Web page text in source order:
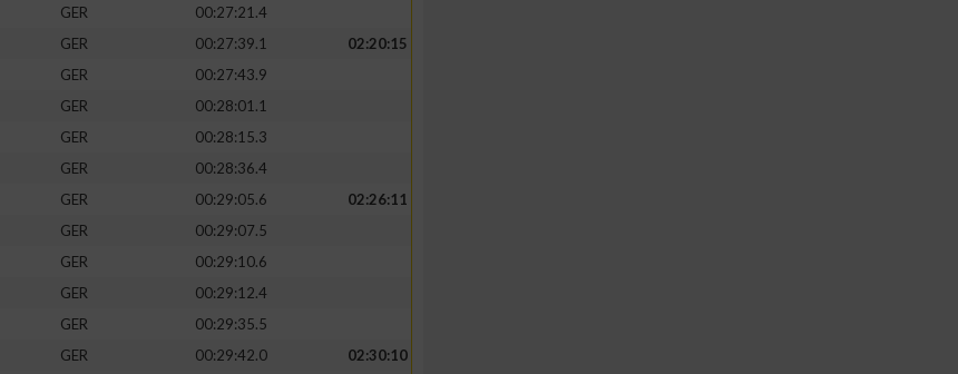
GER
00:27:21.4
GER 00:27:39.1
02:20:15
GER
00:27:43.9
GER
00:28:01.1
GER
00:28:15.3
GER
00:28:36.4
GER 00:29:05.6
02:26:11
GER
00:29:07.5
GER
00:29:10.6
GER
00:29:12.4
GER
00:29:35.5
GER 00:29:42.0
02:30:10